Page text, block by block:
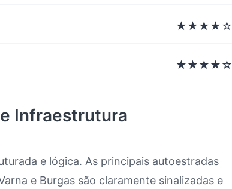
★★★★☆
★★★★☆
e Infraestrutura
e lógica. As principais autoestradas
e Burgas são claramente sinalizadas e